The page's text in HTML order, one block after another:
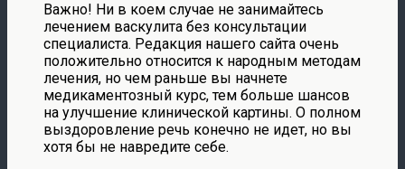
Важно! Ни в коем случае не занимайтесь
лечением васкулита без консультации
специалиста. Редакция нашего сайта очень
положительно относится к народным методам
лечения, но чем раньше вы начнете
медикаментозный курс, тем больше шансов
на улучшение клинической картины. О полном
выздоровление речь конечно не идет, но вы
хотя бы не навредите себе.